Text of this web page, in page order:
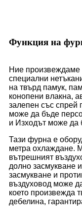
Функция на
Ние произвеждаме
специални
на твърд памук,
конопени влакна,
залепен със спрей
може да бъде
и Изходът може да
Тази фурна е
метра охлаждане.
вътрешният
долно засмукване
засмукване и
въздуховод може
което произвежда
дебелина,